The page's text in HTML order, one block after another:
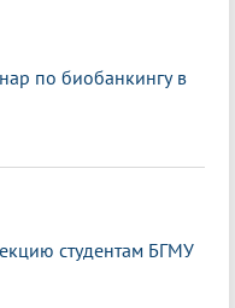
по биобанкингу в
студентам БГМУ